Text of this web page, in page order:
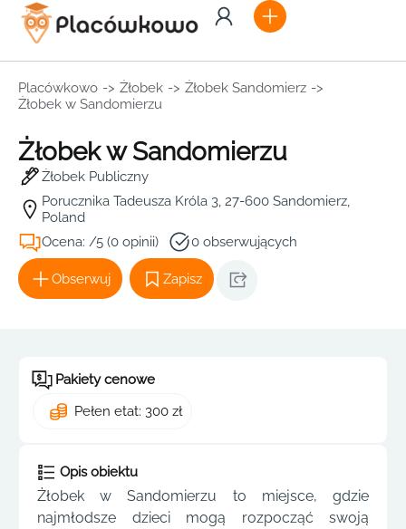
Placówkowo -> Żłobek -> Żłobek Sandomierz ->
Żłobek w Sandomierzu
Żłobek w Sandomierzu
Żłobek Publiczny
Porucznika Tadeusza Króla 3, 27-600 Sandomierz,
Poland
Ocena: /5 (0 opinii)
0 obserwujących
Obserwuj Zapisz
Pakiety cenowe
Pełen etat: 300 zł
Opis obiektu
Żłobek w Sandomierzu to miejsce, gdzie
najmłodsze dzieci mogą rozpocząć swoją